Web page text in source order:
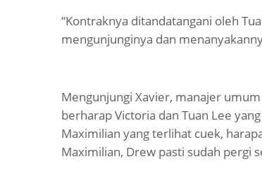
“Kontraknya ditandatangani oleh
mengunjunginya dan
Mengunjungi Xavier, manajer
berharap Victoria dan Tuan Lee
Maximilian yang terlihat cuek,
Maximilian, Drew pasti sudah pergi